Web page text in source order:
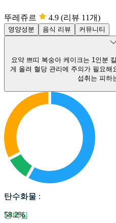
뚜레쥬르 4.9 (리뷰 11개)
영양성분 음식 리뷰 커뮤니티
요약 쁘띠 복숭아 케이크는 1인분
게 올려 혈당 관리에 주의가 필요해
섭취는 피하
탄수화물
단백질
탄수화물 :
58.2%